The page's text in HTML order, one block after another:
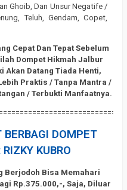
Ghoib, Dan Unsur Negatife /
Teluh, Gendam, Copet,
Cepat Dan Tepat Sebelum
Dompet Hikmah Jalbur
Akan Datang Tiada Henti,
Praktis / Tanpa Mantra /
/ Terbukti Manfaatnya.
DOMPET
KUBRO
Berjodoh Bisa Memahari
Rp.375.000,-, Saja, Diluar